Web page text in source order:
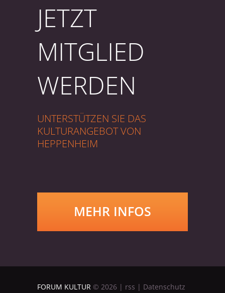
JETZT
MITGLIED
WERDEN
UNTERSTÜTZEN SIE DAS
KULTURANGEBOT VON
HEPPENHEIM
MEHR INFOS
FORUM KULTUR © 2026 | rss | Datenschutz